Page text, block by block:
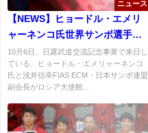
ニュース
【NEWS】ヒョードル・エメリ
ャーネンコ氏世界サンボ選手権
大会観戦を熱望
10月6日、日露武道交流記念事業で来日し
ている、ヒョードル・エメリャーネンコ
氏と浅井信幸FIAS ECM・日本サンボ連盟
副会長がロシア大使館...